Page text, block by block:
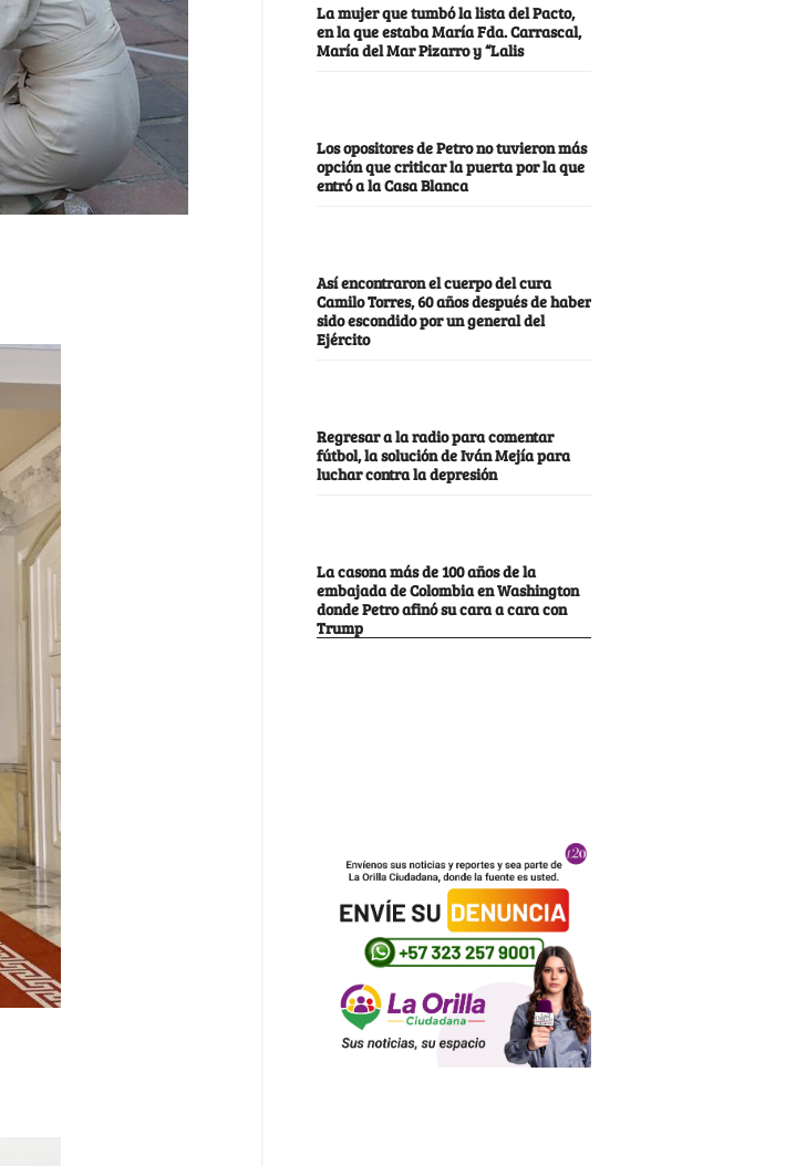
La mujer que tumbó la lista del Pacto,
en la que estaba María Fda. Carrascal,
María del Mar Pizarro y “Lalis
Los opositores de Petro no tuvieron más
opción que criticar la puerta por la que
entró a la Casa Blanca
Así encontraron el cuerpo del cura
Camilo Torres, 60 años después de haber
sido escondido por un general del
Ejército
Regresar a la radio para comentar
fútbol, la solución de Iván Mejía para
luchar contra la depresión
La casona más de 100 años de la
embajada de Colombia en Washington
donde Petro afinó su cara a cara con
Trump